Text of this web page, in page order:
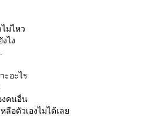
ม่ไหว
ไง
ะอะไร
งคนอื่น
ลือตัวเองไม่ได้เล